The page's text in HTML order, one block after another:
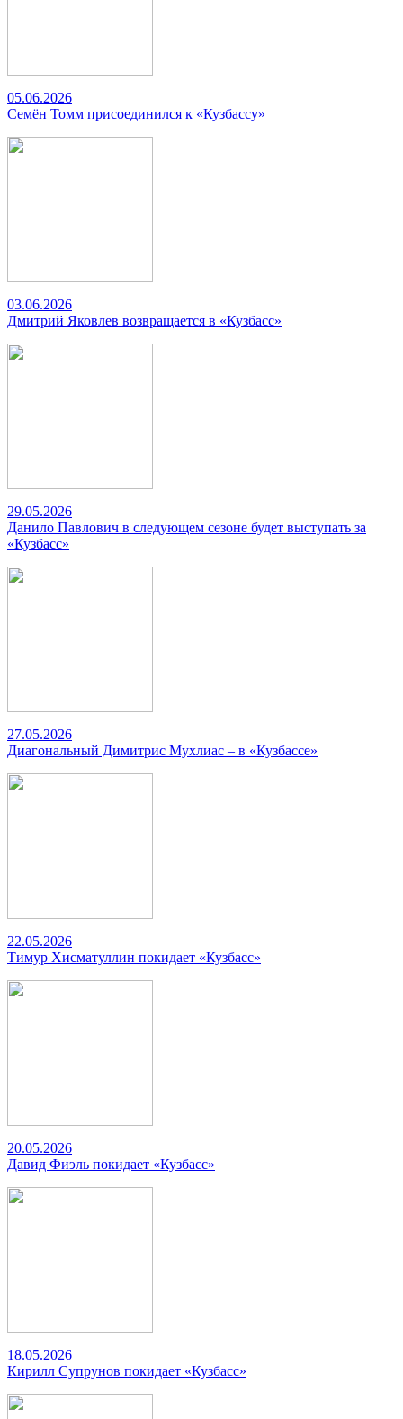
05.06.2026
Семён Томм присоединился к «Кузбассу»
03.06.2026
Дмитрий Яковлев возвращается в «Кузбасс»
29.05.2026
Данило Павлович в следующем сезоне будет выступать за
«Кузбасс»
27.05.2026
Диагональный Димитрис Мухлиас – в «Кузбассе»
22.05.2026
Тимур Хисматуллин покидает «Кузбасс»
20.05.2026
Давид Фиэль покидает «Кузбасс»
18.05.2026
Кирилл Супрунов покидает «Кузбасс»